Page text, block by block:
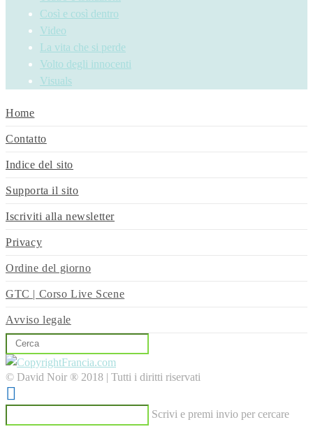
Così e così dentro
Video
La vita che si perde
Volto degli innocenti
Visuals
Home
Contatto
Indice del sito
Supporta il sito
Iscriviti alla newsletter
Privacy
Ordine del giorno
GTC | Corso Live Scene
Avviso legale
© David Noir ® 2018 | Tutti i diritti riservati
Scrivi e premi invio per cercare